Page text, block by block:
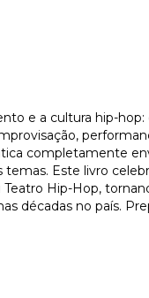
e a cultura hip-hop:
completamente
Este livro
Hip-Hop,
décadas no país.